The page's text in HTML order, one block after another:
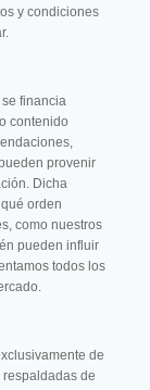
y condiciones
financia
contenido
provenir
Dicha
orden
como nuestros
pueden influir
todos los
de
respaldadas de